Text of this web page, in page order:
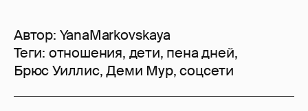
Автор: YanaMarkovskaya
Теги: отношения, дети, пена дней,
Брюс Уиллис,Деми Мур,соцсети